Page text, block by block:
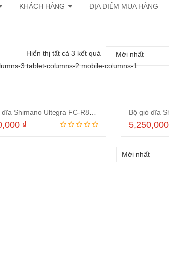
KHÁCH HÀNG ĐỊA ĐIỂM MUA HÀNG
Hiển thị tất cả 3 kết quả
3 tablet-columns-2 mobile-columns-1
₫ 5,250,000